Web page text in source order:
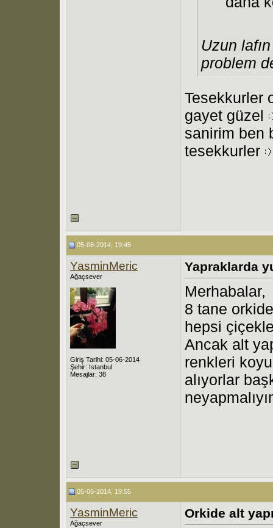
Uzun
problem
Tesekkurler
gayet güzel
sanirim ben
tesekkurler
05-06-2014, 19:45
YasminMeric
Ağaçsever
Giriş Tarihi: 05-06-2014
Şehir: Istanbul
Mesajlar: 38
Yapraklarda
Merhabalar,
8 tane
hepsi
Ancak alt
renkleri
alıyorlar
05-06-2014, 19:55
YasminMeric
Ağaçsever
Orkide alt